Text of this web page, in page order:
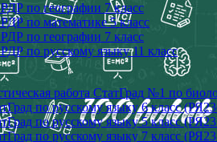
по географии 7 класс
по математике 5 класс
по географии 7 класс
по русскому языку 11 класс
работа СтатГрад №1 по
по русскому языку 6 класс
по русскому языку 5 класс
по русскому языку 7 класс